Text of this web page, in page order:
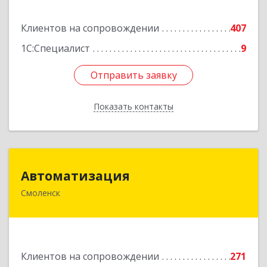
Клиентов на сопровождении
407
1С:Специалист
9
Отправить заявку
Показать контакты
Отправить заявку
Назад
Автоматизация
Смоленск
Клиентов на сопровождении
271
214019, Смоленская обл, Смоленск г, Марии